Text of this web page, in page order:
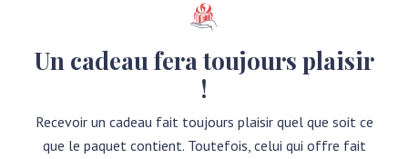
Un cadeau fera toujours plaisir
!
Recevoir un cadeau fait toujours plaisir quel que soit ce
que le paquet contient. Toutefois, celui qui offre fait